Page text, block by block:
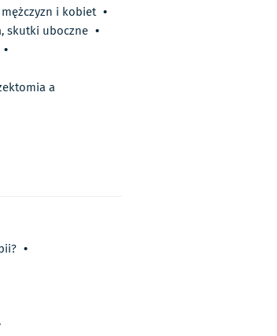
i kobiet •
skutki uboczne •
•
a
•